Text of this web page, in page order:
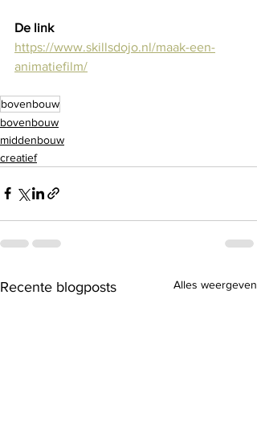
De link
https://www.skillsdojo.nl/maak-een-
animatiefilm/
bovenbouw
bovenbouw
middenbouw
creatief
Recente blogposts Alles weergeven